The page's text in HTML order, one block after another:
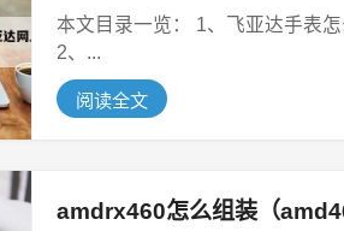
本文目录一览： 1、飞亚达手表
2、...
阅读全文
amdrx460怎么组装（